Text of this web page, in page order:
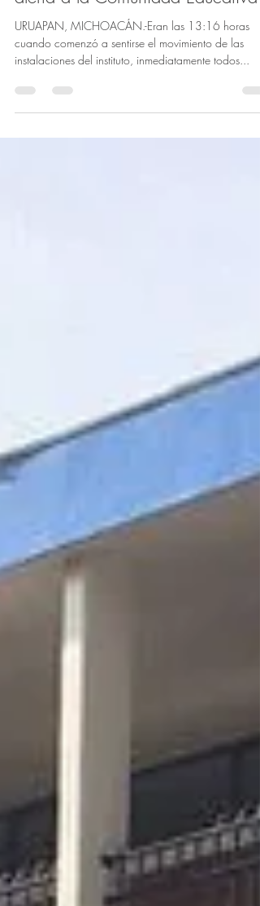
¡Precaución!, un pequeño temblor
alerta a la Comunidad Educativa
URUAPAN, MICHOACÁN.-Eran las 13:16 horas
cuando comenzó a sentirse el movimiento de las